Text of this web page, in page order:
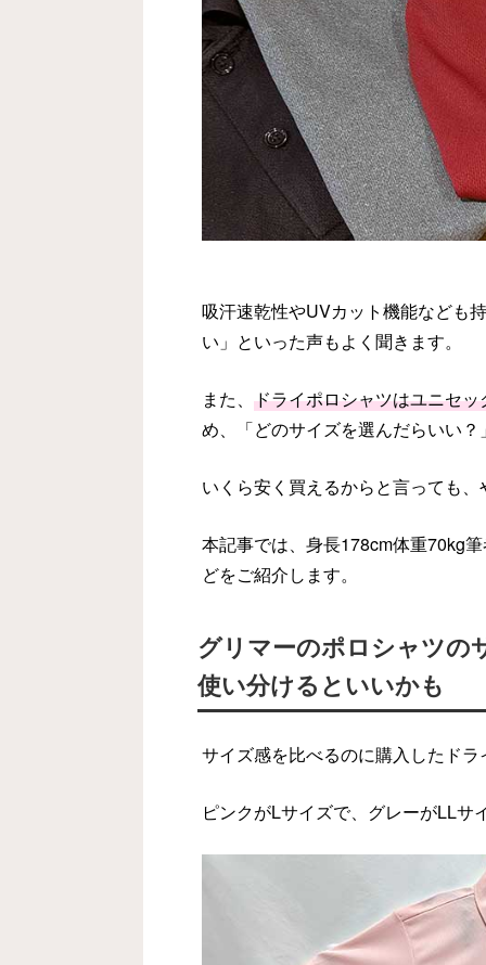
吸汗速乾性やUVカット機能なども
い」といった声もよく聞きます。
また、 ドライポロシャツはユニセ
め、「どのサイズを選んだらいい
いくら安く買えるからと言っても
本記事では、身長178cm体重70kg
どをご紹介します。
グリマーのポロシャツ
使い分けるといいかも
サイズ感を比べるのに購入したド
ピンクがLサイズで、グレーがLLサ